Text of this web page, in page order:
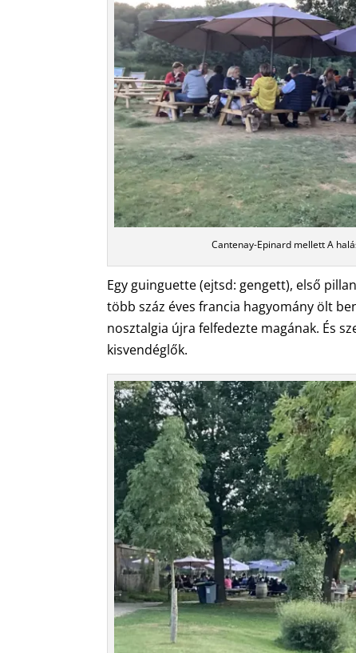
Cantenay-Epinard mellett A
Egy guinguette (ejtsd: gengett), első
több száz éves francia hagyomány ölt
nosztalgia újra felfedezte magának. És
kisvendéglők.